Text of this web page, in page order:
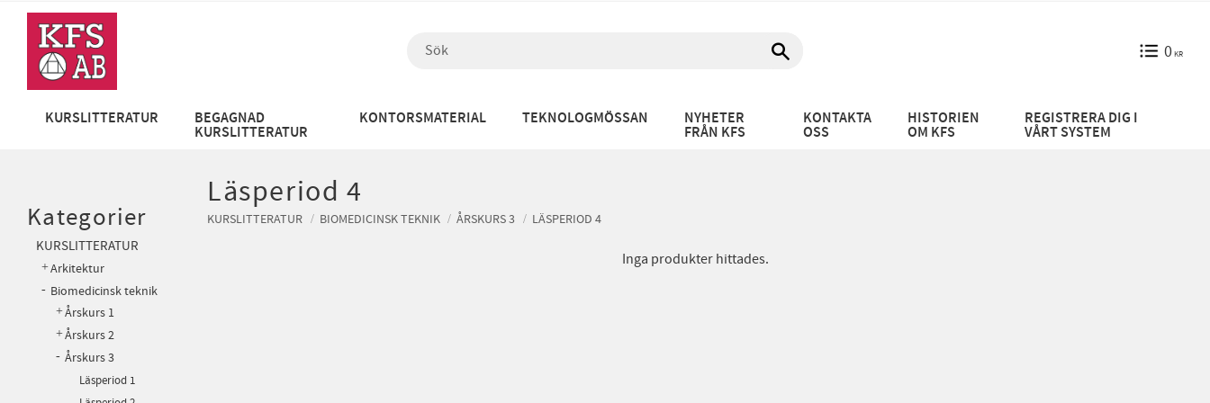
0KR
KURSLITTERATUR BEGAGNAD
KURSLITTERATUR
KONTORSMATERIAL TEKNOLOGMÖSSAN NYHETER
FRÅN KFS
KONTAKTA
OSS
HISTORIEN
OM KFS
REGISTRERA DIG I
VÅRT SYSTEM
Läsperiod 4
KURSLITTERATUR BIOMEDICINSK TEKNIK ÅRSKURS 3 LÄSPERIOD 4
Inga produkter hittades.
Kategorier
KURSLITTERATUR
Arkitektur
Biomedicinsk teknik
Årskurs 1
Årskurs 2
Årskurs 3
Läsperiod 1